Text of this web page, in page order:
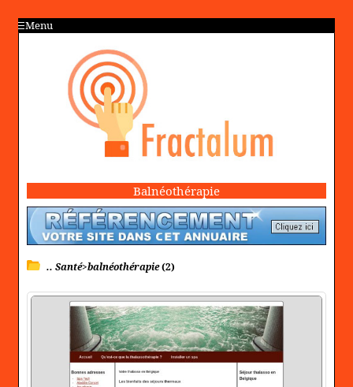
Menu
Balnéothérapie
.. Santé>balnéothérapie(2)